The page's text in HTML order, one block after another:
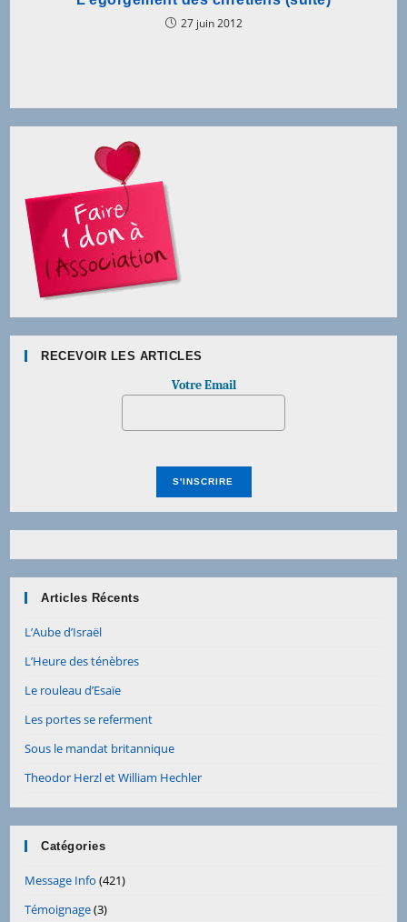
27 juin 2012
RECEVOIR LES ARTICLES
Votre Email
Articles Récents
L’Aube d’Israël
L’Heure des ténèbres
Le rouleau d’Esaïe
Les portes se referment
Sous le mandat britannique
Theodor Herzl et William Hechler
Catégories
Message Info (421)
Témoignage(3)